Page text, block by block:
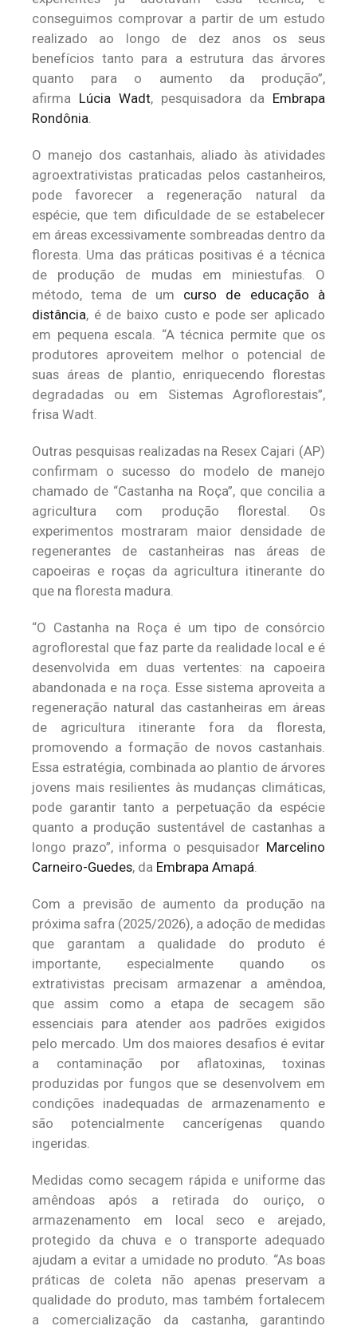
conseguimos comprovar a partir de um estudo
realizado ao longo de dez anos os seus
benefícios tanto para a estrutura das árvores
quanto para o aumento da produção”,
afirma Lúcia Wadt, pesquisadora da Embrapa
Rondônia.
O manejo dos castanhais, aliado às atividades
agroextrativistas praticadas pelos castanheiros,
pode favorecer a regeneração natural da
espécie, que tem dificuldade de se estabelecer
em áreas excessivamente sombreadas dentro da
floresta. Uma das práticas positivas é a técnica
de produção de mudas em miniestufas. O
método, tema de um curso de educação à
distância, é de baixo custo e pode ser aplicado
em pequena escala. “A técnica permite que os
produtores aproveitem melhor o potencial de
suas áreas de plantio, enriquecendo florestas
degradadas ou em Sistemas Agroflorestais”,
frisa Wadt.
Outras pesquisas realizadas na Resex Cajari (AP)
confirmam o sucesso do modelo de manejo
chamado de “Castanha na Roça”, que concilia a
agricultura com produção florestal. Os
experimentos mostraram maior densidade de
regenerantes de castanheiras nas áreas de
capoeiras e roças da agricultura itinerante do
que na floresta madura.
“O Castanha na Roça é um tipo de consórcio
agroflorestal que faz parte da realidade local e é
desenvolvida em duas vertentes: na capoeira
abandonada e na roça. Esse sistema aproveita a
regeneração natural das castanheiras em áreas
de agricultura itinerante fora da floresta,
promovendo a formação de novos castanhais.
Essa estratégia, combinada ao plantio de árvores
jovens mais resilientes às mudanças climáticas,
pode garantir tanto a perpetuação da espécie
quanto a produção sustentável de castanhas a
longo prazo”, informa o pesquisador Marcelino
Carneiro-Guedes, da Embrapa Amapá.
Com a previsão de aumento da produção na
próxima safra (2025/2026), a adoção de medidas
que garantam a qualidade do produto é
importante, especialmente quando os
extrativistas precisam armazenar a amêndoa,
que assim como a etapa de secagem são
essenciais para atender aos padrões exigidos
pelo mercado. Um dos maiores desafios é evitar
a contaminação por aflatoxinas, toxinas
produzidas por fungos que se desenvolvem em
condições inadequadas de armazenamento e
são potencialmente cancerígenas quando
ingeridas.
Medidas como secagem rápida e uniforme das
amêndoas após a retirada do ouriço, o
armazenamento em local seco e arejado,
protegido da chuva e o transporte adequado
ajudam a evitar a umidade no produto. “As boas
práticas de coleta não apenas preservam a
qualidade do produto, mas também fortalecem
a comercialização da castanha, garantindo